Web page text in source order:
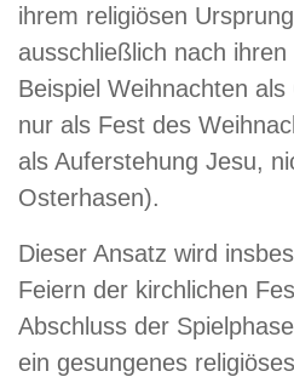
ihrem religiösen
ausschließlich nach
Beispiel Weihnachten
nur als Fest des
als Auferstehung Jesu,
Osterhasen).
Dieser Ansatz wird
Feiern der kirchlichen
Abschluss der
ein gesungenes